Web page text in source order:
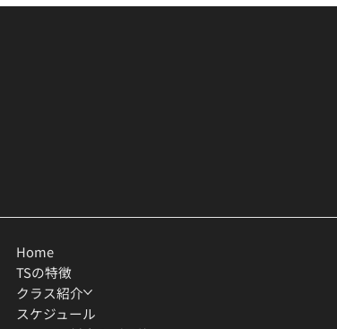
Home
TSの特徴
クラス紹介
スケジュール